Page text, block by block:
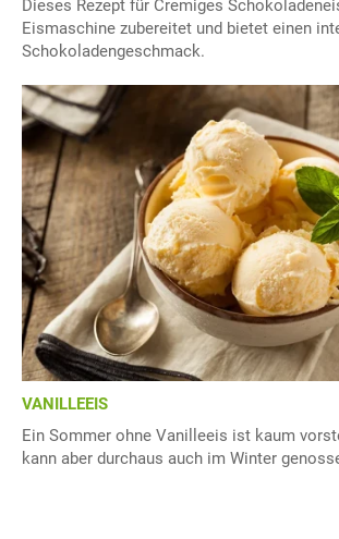
Dieses Rezept für Cremiges
Eismaschine zubereitet und bietet einen
Schokoladengeschmack.
VANILLEEIS
Ein Sommer ohne Vanilleeis ist kaum
kann aber durchaus auch im Winter